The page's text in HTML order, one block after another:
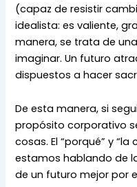
(capaz de resistir
idealista: es valiente,
manera, se trata de
imaginar. Un futuro
dispuestos a hacer
De esta manera, si
propósito corporativo
cosas. El “porqué” y
estamos hablando de
de un futuro mejor por